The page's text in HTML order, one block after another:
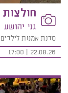
גני יהושע
סדנת אמנות לילדים
22.08.26 | 17:00